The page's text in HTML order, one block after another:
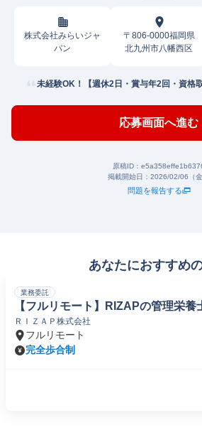
株式会社みらいジャ
パン
〒806-0000福岡県
北九州市八幡西区
未経験OK！【週休2日・賞与年2回・資格
応募画面へ進む
原稿ID：
掲載開始日： 2026/02/06（金
問題を報告する
あなたにおすすめ
業務委託
【フルリモート】RIZAPの管理栄養
ＲＩＺＡＰ株式会社
フルリモート
完全歩合制